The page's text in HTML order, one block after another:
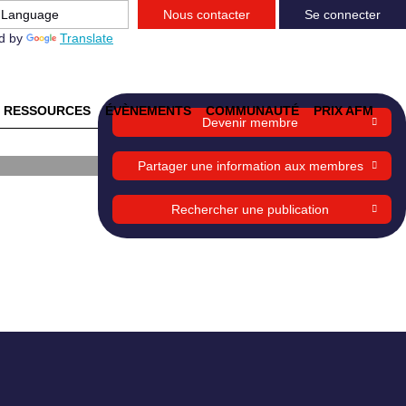
by Translate
Nous contacter Se connecter
RESSOURCES ÉVÈNEMENTS COMMUNAUTÉ PRIX AFM
Devenir membre
Partager une information aux membres
Rechercher une publication